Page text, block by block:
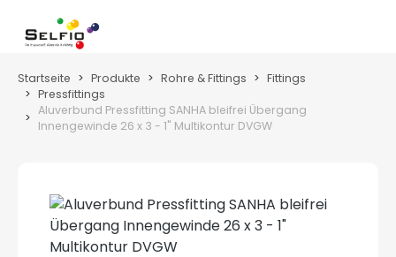
Zum Hauptinhalt springen
Startseite Produkte Rohre & Fittings
Fittings
Pressfittings
Aluverbund Pressfitting SANHA bleifrei Übergang
Innengewinde 26 x 3 - 1" Multikontur DVGW